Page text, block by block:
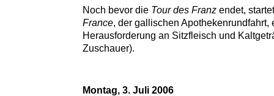
Noch bevor die Tour des Franzendet,
France, der gallischen Apothekenrundfahrt,
Herausforderung an Sitzfleisch und
Zuschauer).
Montag, 3. Juli 2006